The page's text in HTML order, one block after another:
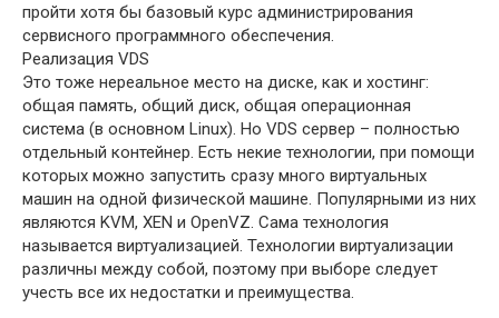
пройти хотя бы базовый курс администрирования
сервисного программного обеспечения.
Реализация VDS
Это тоже нереальное место на диске, как и хостинг:
общая память, общий диск, общая операционная
система (в основном Linux). Но VDS сервер – полностью
отдельный контейнер. Есть некие технологии, при помощи
которых можно запустить сразу много виртуальных
машин на одной физической машине. Популярными из них
являются KVM, XEN и OpenVZ. Сама технология
называется виртуализацией. Технологии виртуализации
различны между собой, поэтому при выборе следует
учесть все их недостатки и преимущества.